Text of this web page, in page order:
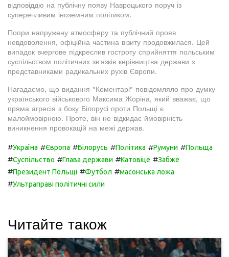
відповіддю на публічну появу Навроцького поруч із
суперечливим іноземним політиком.
Попри напружену атмосферу та публічний прояв
невдоволення, офіційна частина візиту продовжилася. Цей
випадок вчергове підкреслив гостроту сприйняття польським
суспільством політичних зв'язків керівництва держави з
представниками радикальних рухів Європи.
Нагадаємо, що видання "Коментарі" повідомляло про думку
українського військового Максима Жоріна, який вважає, що
пряма агресія з боку Білорусі проти Польщі є
малоймовірною. Проте, він не відкидає ймовірність
виникнення провокацій на межі держав.
#Україна #Європа #Білорусь #Політика #Румуни #Польща
#Суспільство #Глава держави #Катовіце #Забже
#Президент Польщі #Футбол #масонська ложа
#Ультраправі політичні сили
Читайте також